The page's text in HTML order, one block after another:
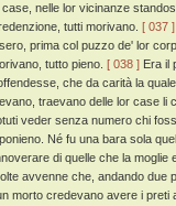
nelle lor vicinanze
tutti morivano. [ 037 ]
prima col puzzo de' lor
tutto pieno. [ 038 ] Era il
che da carità la
traevano delle lor case li
veder senza numero chi
Né fu una bara sola
di quelle che la moglie
avvenne che, andando
morto credevano avere i preti